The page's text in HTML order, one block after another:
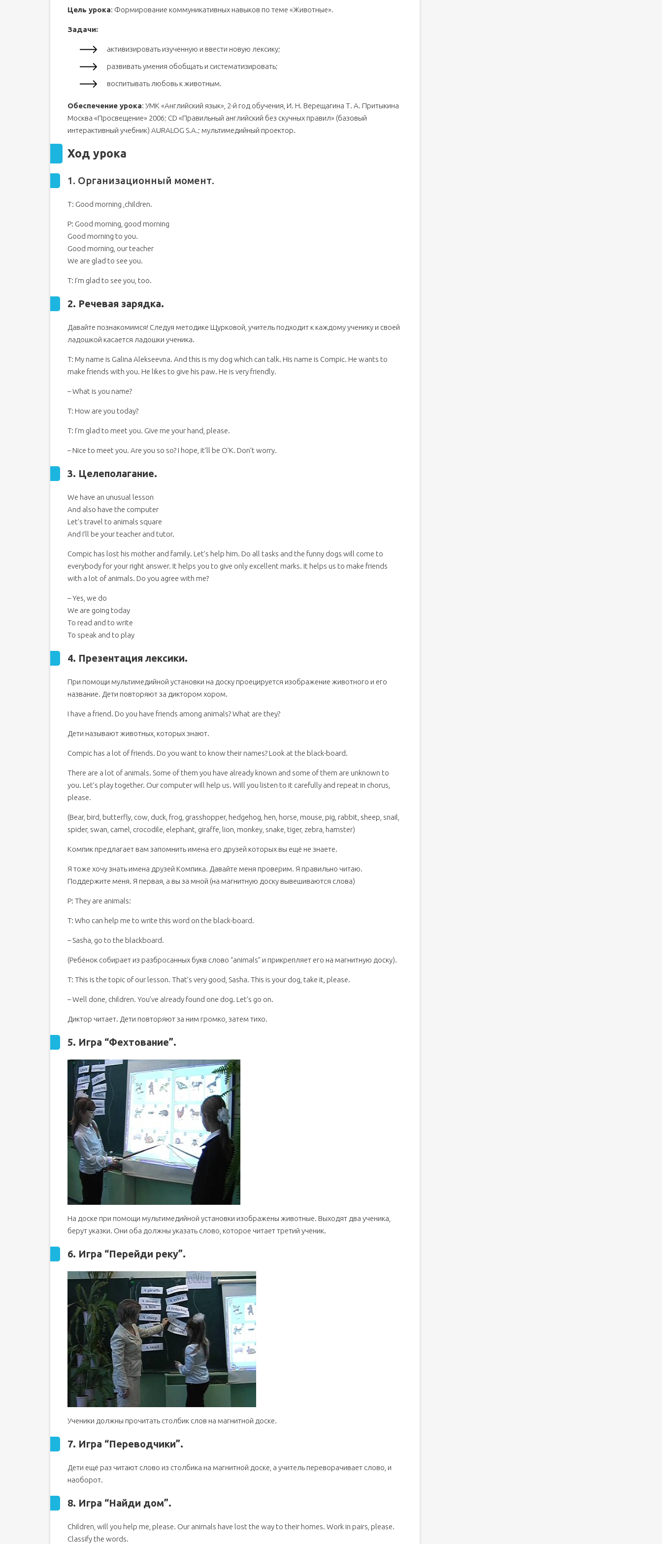
3. Целеполагание.
6. Игра “Перейди реку ”.
7. Игра “Переводчики”.
8. Игра
10. Физкультминутка.
11. Письмо.
12. Игра “Кто больше”.
Урок-игра по теме «Животные» - «Animals» Английский язык в начальной школе Презентацию урока
Похожие презентации
Презентация по предмету "Иностранный язык" на тему: "Урок-игра по теме «Животные» - «Animals»
Английский язык в начальной школе Презентацию урока выполнила учитель английского языка ГОУ СОШ
413 Петрова Наталия.". Скачать бесплатно и без регистрации. — Транскрипт:
Цель урока: Формирование коммуникативных навыков по теме «Животные».
Задачи:
активизировать изученную и ввести новую лексику;
развивать умения обобщать и систематизировать;
воспитывать любовь к животным.
Обеспечение урока: УМК «Английский язык», 2-й год обучения, И. Н. Верещагина Т. А. Притыкина
Москва «Просвещение» 2006; CD «Правильный английский без скучных правил» (базовый
интерактивный учебник) AURALOG S.A.; мультимедийный проектор.
Ход урока
1. Организационный момент.
Т: Good morning ,children.
P: Good morning, good morning
Good morning to you.
Good morning, our teacher
We are glad to see you.
T: I’m glad to see you, too.
2. Речевая зарядка.
Давайте познакомимся! Следуя методике Щурковой, учитель подходит к каждому ученику и своей
ладошкой касается ладошки ученика.
T: My name is Galina Alekseevna. And this is my dog which can talk. His name is Compic. He wants to
make friends with you. He likes to give his paw. He is very friendly.
– What is you name?
T: How are you today?
T: I’m glad to meet you. Give me your hand, please.
– Nice to meet you. Are you so so? I hope, it’ll be O’K. Don’t worry.
3. Целеполагание.
We have an unusual lesson
And also have the computer
Let’s travel to animals square
And I’ll be your teacher and tutor.
Compic has lost his mother and family. Let’s help him. Do all tasks and the funny dogs will come to
everybody for your right answer. It helps you to give only excellent marks. It helps us to make friends
with a lot of animals. Do you agree with me?
– Yes, we do
We are going today
To read and to write
To speak and to play
4. Презентация лексики.
При помощи мультимедийной установки на доску проецируется изображение животного и его
название. Дети повторяют за диктором хором.
I have a friend. Do you have friends among animals? What are they?
Дети называют животных, которых знают.
Compic has a lot of friends. Do you want to know their names? Look at the black-board.
There are a lot of animals. Some of them you have already known and some of them are unknown to
you. Let’s play together. Our computer will help us. Will you listen to it carefully and repeat in chorus,
please.
(Bear, bird, butterfly, cow, duck, frog, grasshopper, hedgehog, hen, horse, mouse, pig, rabbit, sheep, snail,
spider, swan, camel, crocodile, elephant, giraffe, lion, monkey, snake, tiger, zebra, hamster)
Компик предлагает вам запомнить имена его друзей которых вы ещё не знаете.
Я тоже хочу знать имена друзей Компика. Давайте меня проверим. Я правильно читаю.
Поддержите меня. Я первая, а вы за мной (на магнитную доску вывешиваются слова)
P: They are animals:
T: Who can help me to write this word on the black-board.
– Sasha, go to the blackboard.
(Ребёнок собирает из разбросанных букв слово “animals” и прикрепляет его на магнитную доску).
T: This is the topic of our lesson. That’s very good, Sasha. This is your dog, take it, please.
– Well done, children. You’ve already found one dog. Let’s go on.
Диктор читает. Дети повторяют за ним громко, затем тихо.
5. Игра “Фехтование”.
На доске при помощи мультимедийной установки изображены животные. Выходят два ученика,
берут указки. Они оба должны указать слово, которое читает третий ученик.
6. Игра “Перейди реку”.
Ученики должны прочитать столбик слов на магнитной доске.
7. Игра “Переводчики”.
Дети ещё раз читают слово из столбика на магнитной доске, а учитель переворачивает слово, и
наоборот.
8. Игра “Найди дом”.
Children, will you help me, please. Our animals have lost the way to their homes. Work in pairs, please.
Classify the words.